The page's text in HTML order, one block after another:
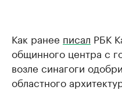
Как ранее писал РБК
общинного центра с
возле синагоги
областного